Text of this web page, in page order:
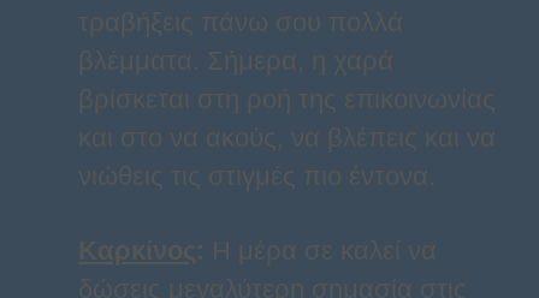
τραβήξεις πάνω σου πολλά
βλέμματα. Σήμερα, η χαρά
βρίσκεται στη ροή της επικοινωνίας
και στο να ακούς, να βλέπεις και να
νιώθεις τις στιγμές πιο έντονα.
Καρκίνος: Η μέρα σε καλεί να
δώσεις μεγαλύτερη σημασία στις